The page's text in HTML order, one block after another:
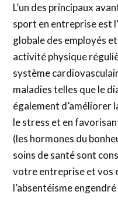
L’un des principaux
sport en entreprise est
globale des employés
activité physique
système
maladies telles que le
également d’améliorer
le stress et en
(les hormones du
soins de santé sont
votre entreprise et vos
l’absentéisme